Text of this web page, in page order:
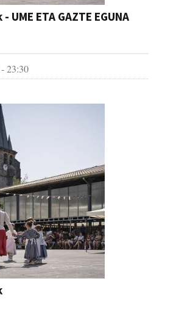
UME ETA GAZTE EGUNA
23:30